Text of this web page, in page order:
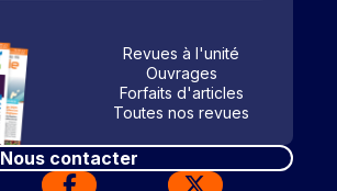
Revues à l'unité
Ouvrages
Forfaits d'articles
Toutes nos revues
Nous contacter